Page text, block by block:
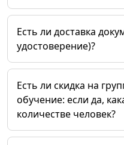
Есть ли доставка
удостоверение)?
Есть ли скидка на
обучение: если да,
количестве человек?